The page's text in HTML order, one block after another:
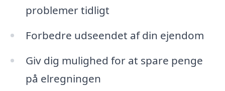
problemer tidligt
Forbedre udseendet af din ejendom
Giv dig mulighed for at spare penge
på elregningen